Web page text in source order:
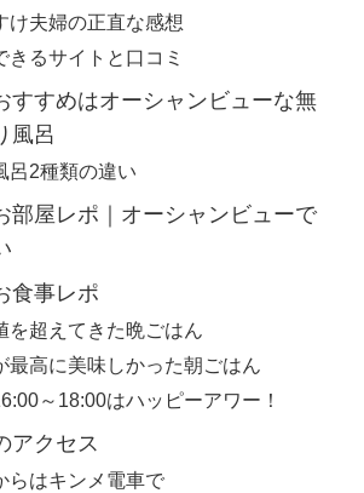
け夫婦の正直な感想
きるサイトと口コミ
すすめはオーシャンビューな無
風呂
呂2種類の違い
部屋レポ｜オーシャンビューで
食事レポ
を超えてきた晩ごはん
最高に美味しかった朝ごはん
～18:00はハッピーアワー！
アクセス
らはキンメ電車で